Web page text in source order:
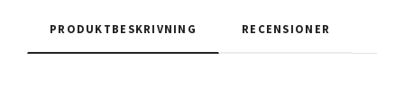
PRODUKTBESKRIVNING RECENSIONER